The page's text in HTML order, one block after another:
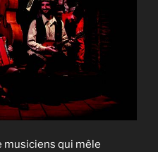
musiciens qui mêle